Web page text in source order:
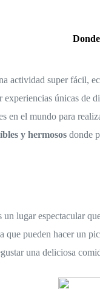
actividad super fácil,
experiencias únicas de
en el mundo para
y hermosos donde
que pueden hacer un
una deliciosa